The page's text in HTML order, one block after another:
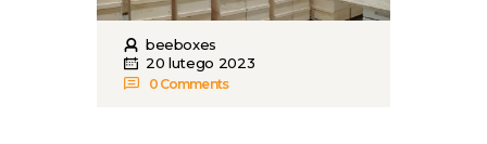
SKLEP
KONTAKT
beeboxes
20 lutego 2023
0 Comments